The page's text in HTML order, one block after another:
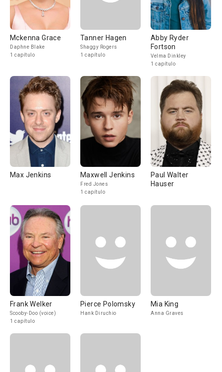
Mckenna Grace
Daphne Blake
1 capítulo
Tanner Hagen
Shaggy Rogers
1 capítulo
Abby Ryder
Fortson
Velma Dinkley
1 capítulo
Max Jenkins Maxwell Jenkins
Fred Jones
1 capítulo
Paul Walter
Hauser
Frank Welker
Scooby-Doo (voice)
1 capítulo
Pierce Polomsky
Hank Diruchio
Mia King
Anna Graves